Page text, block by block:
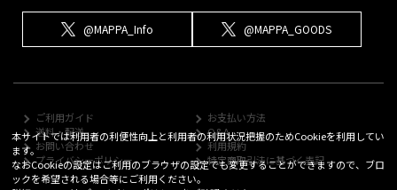
@MAPPA_Info @MAPPA_GOODS
ご利用ガイド
お支払い方法
送料・配送
Q&A
お問い合わせ
利用規約
プライバシーポリシー
特定商取引法に基づく表記
本サイトでは利用者の利便性向上と利用者の利用状況把握のためCookieを利用してい
ます。
なおCookieの設定はご利用のブラウザの設定でも変更することができますので、ブロ
ックを希望される場合等にご利用ください。